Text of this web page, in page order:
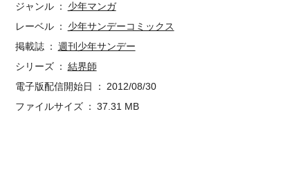
ジャンル
少年マンガ
レーベル
少年サンデーコミックス
掲載誌
週刊少年サンデー
シリーズ
結界師
電子版配信開始日
2012/08/30
ファイルサイズ
37.31 MB